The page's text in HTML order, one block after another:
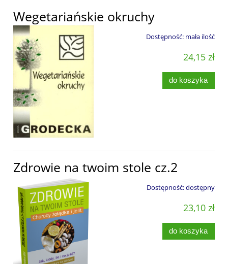
Wegetariańskie okruchy
Dostępność: mała ilość
24,15 zł
do koszyka
Zdrowie na twoim stole cz.2
Dostępność:dostępny
23,10 zł
do koszyka